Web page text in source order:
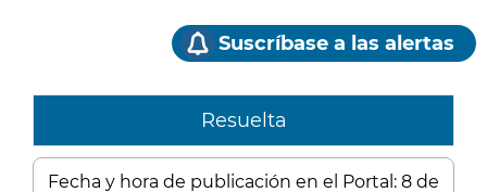
Suscríbase a las alertas
Resuelta
Fecha y hora de publicación en el Portal: 8 de